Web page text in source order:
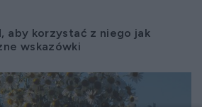
aby korzystać z niego jak
wskazówki